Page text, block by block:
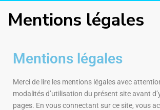
Mentions légales
Mentions légales
Merci de lire les mentions légales avec
modalités d’utilisation du présent site avant
pages. En vous connectant sur ce site, vous